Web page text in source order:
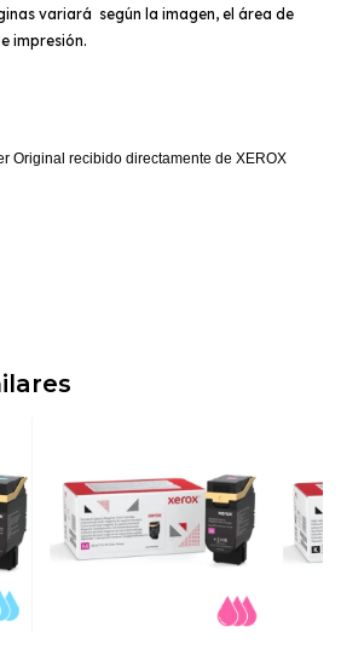
variará según la imagen, el área de
impresión.
Original recibido directamente de XEROX